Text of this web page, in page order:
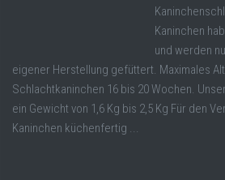
Kaninchen
und werden
eigener Herstellung gefüttert. Maximales
Schlachtkaninchen 16 bis 20 Wochen.
ein Gewicht von 1,6 Kg bis 2,5 Kg Für den
Kaninchen küchenfertig ...